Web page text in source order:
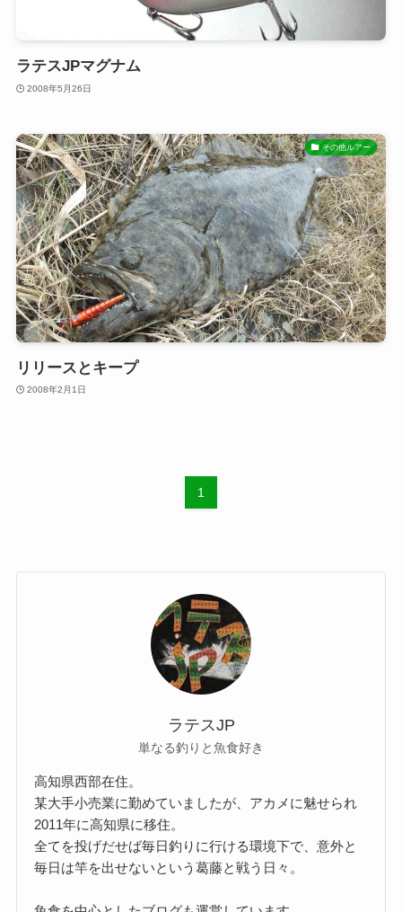
ラテスJPマグナム
2008年5月26日
その他ルアー
リリースとキープ
2008年2月1日
1
ラテスJP
単なる釣りと魚食好き
高知県西部在住。
某大手小売業に勤めていましたが、アカメに魅せられ
2011年に高知県に移住。
全てを投げだせば毎日釣りに行ける環境下で、意外と
毎日は竿を出せないという葛藤と戦う日々。